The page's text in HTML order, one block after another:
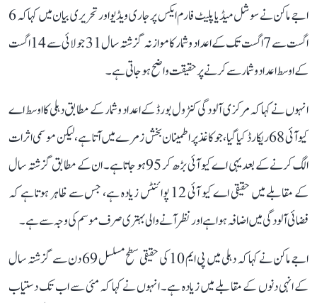
اجے ماکن نے سوشل میڈیا پلیٹ فارم ایکس پر جاری ویڈیو اور تحریری بیان میں کہا کہ 6
اگست سے 7 اگست تک کے اعداد و شمار کا موازنہ گزشتہ سال 31 جولائی سے 14 اگست
کے اوسط اعداد و شمار سے کرنے پر حقیقت واضح ہو جاتی ہے۔
انہوں نے کہا کہ مرکزی آلودگی کنٹرول بورڈ کے اعداد و شمار کے مطابق دہلی کا اوسط اے
کیو آئی 68 ریکارڈ کیا گیا، جو کاغذ پر اطمینان بخش زمرے میں آتا ہے، لیکن موسمی اثرات
الگ کرنے کے بعد یہی اے کیو آئی بڑھ کر 95 ہو جاتا ہے۔ ان کے مطابق گزشتہ سال
کے مقابلے میں حقیقی اے کیو آئی 12 پوائنٹس زیادہ ہے، جس سے ظاہر ہوتا ہے کہ
فضائی آلودگی میں اضافہ ہوا ہے اور نظر آنے والی بہتری صرف موسم کی وجہ سے ہے۔
اجے ماکن نے کہا کہ دہلی میں پی ایم 10 کی حقیقی سطح مسلسل 69 دن سے گزشتہ سال
کے انہی دنوں کے مقابلے میں زیادہ ہے۔ انہوں نے کہا کہ مئی سے اب تک دستیاب